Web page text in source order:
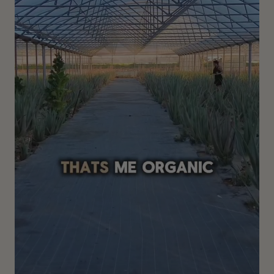
Kann ich das Aloe Vera Gel auch für Haare
verwenden?
Ja 💧 Das Aloe Vera Gel 2in1 eignet sich hervorragend für
trockene Haarlängen und sonnengestresste Haare und
wird von vielen als leichte Leave-in Pflege verwendet.
Wofür kann ich den SOS Roll-On verwenden?
Der SOS Roll-On eignet sich ideal bei gereizter Haut,
Spannungsgefühlen oder Insektenstichen und sorgt für
ein angenehm beruhigtes Hautgefühl.